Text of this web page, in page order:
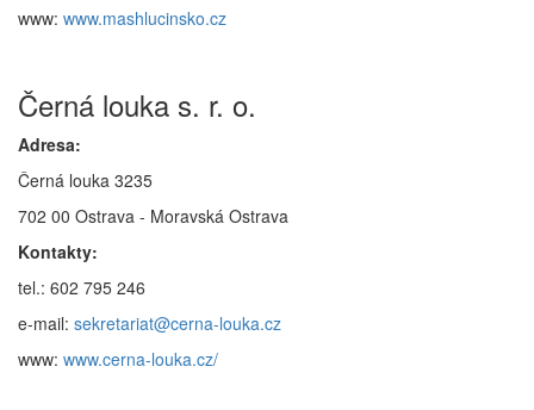
www: www.mashlucinsko.cz
Černá louka s. r. o.
Adresa:
Černá louka 3235
702 00 Ostrava - Moravská Ostrava
Kontakty:
tel.: 602 795 246
e-mail: sekretariat@cerna-louka.cz
www: www.cerna-louka.cz/